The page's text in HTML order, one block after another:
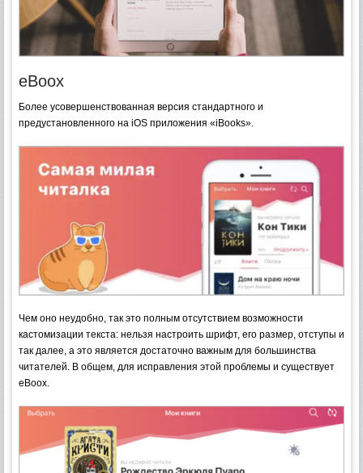
eBoox
Более усовершенствованная версия стандартного и
предустановленного на iOS приложения «iBooks».
Чем оно неудобно, так это полным отсутствием возможности
кастомизации текста: нельзя настроить шрифт, его размер, отступы и
так далее, а это является достаточно важным для большинства
читателей. В общем, для исправления этой проблемы и существует
eBoox.